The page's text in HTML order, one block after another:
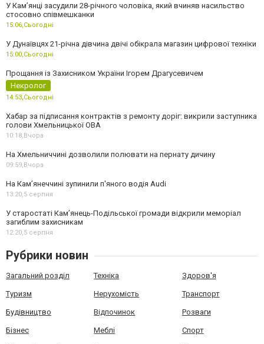
У Камʼянці засудили 28-річного чоловіка, який вчиняв насильство
стосовно співмешканки
15:06,Сьогодні
У Дунаївцях 21-річна дівчина двічі обікрала магазин цифрової техніки
15:00,Сьогодні
Прощання із Захисником України Ігорем Драгусевичем
Некролог
14:53,Сьогодні
Хабар за підписання контрактів з ремонту доріг: викрили заступника
голови Хмельницької ОВА
10:18,Вчора
На Хмельниччині дозволили полювати на пернату дичину
09:59,Вчора
На Камʼянеччині зупинили п'яного водія Audi
13:20,5 серпня
У старостаті Кам’янець-Подільської громади відкрили меморіал
загиблим захисникам
12:20,5 серпня
Рубрики новин
Загальний розділ Техніка Здоров'я
Туризм Нерухомість Транспорт
Будівництво Відпочинок Розваги
Бізнес Меблі Спорт